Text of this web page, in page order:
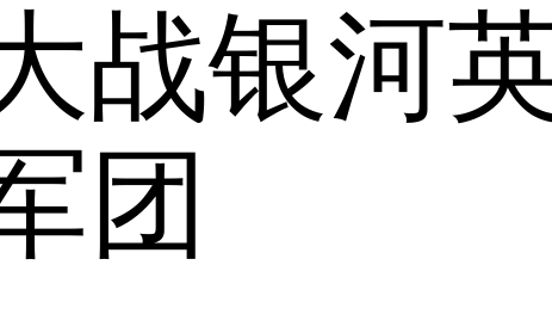
战银河
团